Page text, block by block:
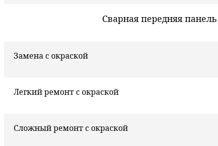
Сварная передняя панель
Замена с окраской
Легкий ремонт с окраской
Сложный ремонт с окраской